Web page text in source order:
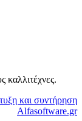
καλλιτέχνες.
και συντήρηση
Alfasoftware.gr